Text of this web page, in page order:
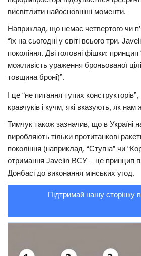
Привітання
Здоров’я
Події
Кримінал
Трагедії
Курйози
Суспільство
Культура
Шоу-біз
#Війна
висвітлити найосновніші моменти.
Наприклад, що немає четвертого чи
“їх на сьогодні у світі всього три.
покоління. Дві головні фішки: принцип
можливість ураження броньованої
товщина броні)”.
І це “не питання тупих
кравчуків і кучм, які вказують, як нам
Тимчук також зазначив, що в Україні
виробляють тільки протитанкові
покоління (наприклад, “Стугна” чи
отримання Javelin ВСУ – це принцип
Донбасі до виконання мінських угод.
Підтримай нашу сторінку